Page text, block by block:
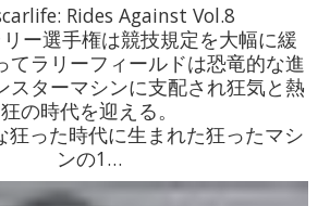
Rides Against Vol.8
ー選手権は競技規定を大幅に緩
てラリーフィールドは恐竜的な進
スターマシンに支配され狂気と熱
狂の時代を迎える。
狂った時代に生まれた狂ったマシ
ンの1…